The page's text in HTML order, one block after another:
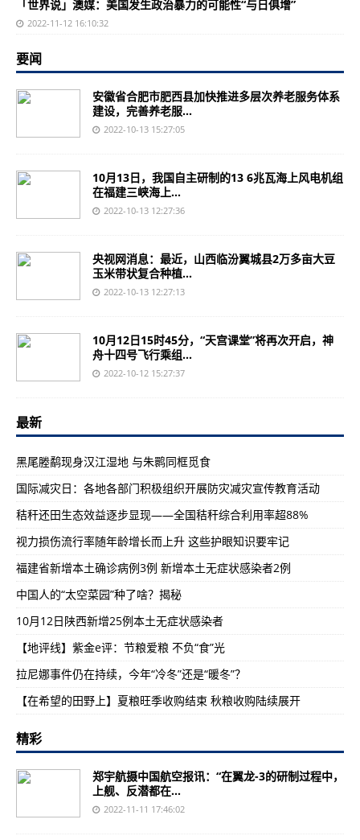
「世界说」澳媒：美国发生政治暴力的可能性“与日俱增”
2022-11-12 16:10:32
要闻
安徽省合肥市肥西县加快推进多层次养老服务体系
建设，完善养老服...
2022-10-13 15:27:05
10月13日，我国自主研制的13 6兆瓦海上风电机组
在福建三峡海上...
2022-10-13 12:27:36
央视网消息：最近，山西临汾翼城县2万多亩大豆
玉米带状复合种植...
2022-10-13 12:27:13
10月12日15时45分，“天宫课堂”将再次开启，神
舟十四号飞行乘组...
2022-10-12 15:27:37
最新
黑尾塍鹬现身汉江湿地 与朱鹮同框觅食
国际减灾日：各地各部门积极组织开展防灾减灾宣传教育活动
秸秆还田生态效益逐步显现——全国秸秆综合利用率超88%
视力损伤流行率随年龄增长而上升 这些护眼知识要牢记
福建省新增本土确诊病例3例 新增本土无症状感染者2例
中国人的“太空菜园”种了啥？揭秘
10月12日陕西新增25例本土无症状感染者
【地评线】紫金e评：节粮爱粮 不负“食”光
拉尼娜事件仍在持续，今年“冷冬”还是“暖冬”？
【在希望的田野上】夏粮旺季收购结束 秋粮收购陆续展开
精彩
郑宇航摄中国航空报讯：“在翼龙-3的研制过程中，
上舰、反潜都在...
2022-11-11 17:46:02